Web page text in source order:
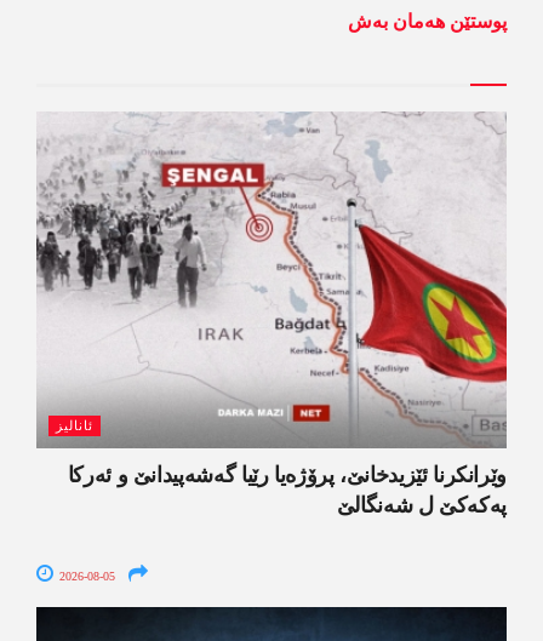
پوستێن ھەمان بەش
ئانالیز
وێرانکرنا ئێزیدخانێ، پرۆژەیا رێیا گەشەپیدانێ و ئەرکا
پەکەکێ ل شەنگالێ
2026-08-05